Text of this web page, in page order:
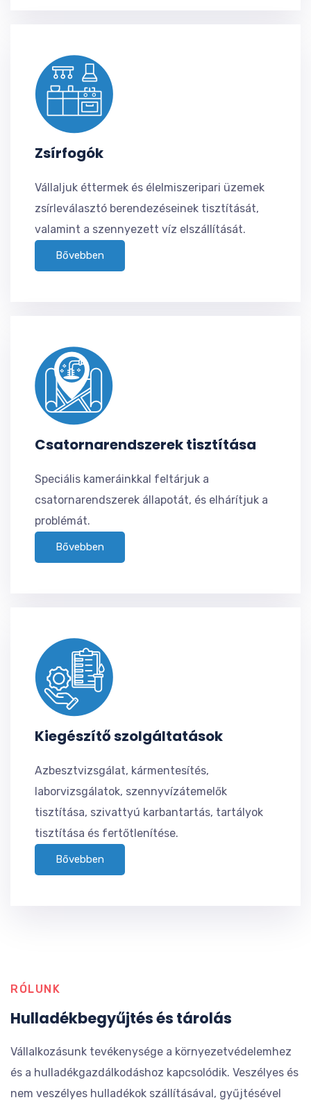
Zsírfogók
Vállaljuk éttermek és élelmiszeripari üzemek
zsírleválasztó berendezéseinek tisztítását,
valamint a szennyezett víz elszállítását.
Bővebben
Csatornarendszerek tisztítása
Speciális kameráinkkal feltárjuk a
csatornarendszerek állapotát, és elhárítjuk a
problémát.
Bővebben
Kiegészítő szolgáltatások
Azbesztvizsgálat, kármentesítés,
laborvizsgálatok, szennyvízátemelők
tisztítása, szivattyú karbantartás, tartályok
tisztítása és fertőtlenítése.
Bővebben
RÓLUNK
Hulladékbegyűjtés és tárolás
Vállalkozásunk tevékenysége a környezetvédelemhez
és a hulladékgazdálkodáshoz kapcsolódik. Veszélyes és
nem veszélyes hulladékok szállításával, gyűjtésével